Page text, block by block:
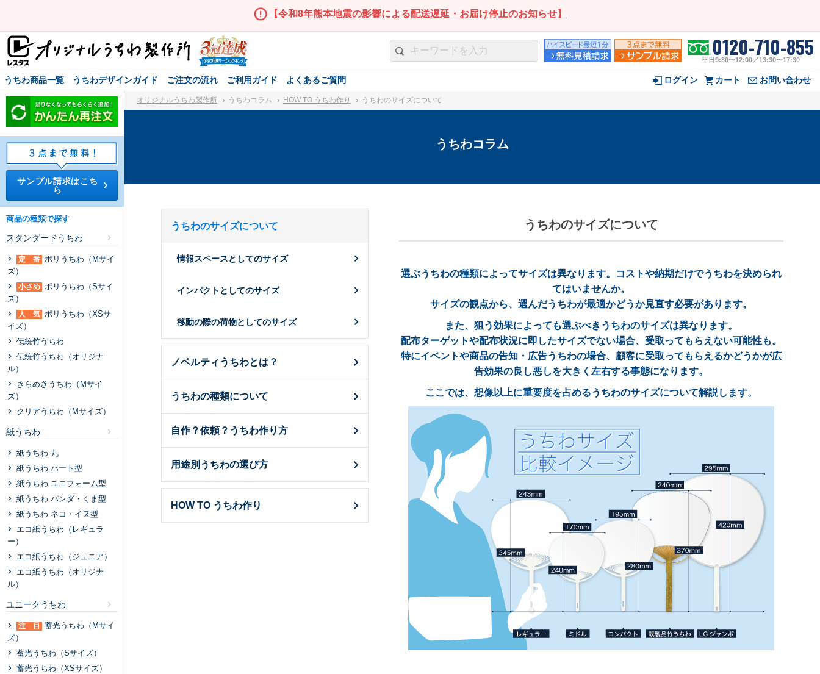
【令和8年熊本地震の影響による配送遅延・お届け停止のお知らせ】
0120-710-855
平日9:30〜12:00／13:30〜17:30
うちわ商品一覧 うちわデザインガイド ご注文の流れ ご利用ガイド よくあるご質問 ログイン カート お問い合わせ
オリジナルうちわ製作所 うちわコラム HOW TO うちわ作り うちわのサイズについて
うちわコラム
うちわのサイズについて
情報スペースとしてのサイズ
インパクトとしてのサイズ
移動の際の荷物としてのサイズ
ノベルティうちわとは？
うちわの種類について
自作？依頼？うちわ作り方
用途別うちわの選び方
HOW TO うちわ作り
うちわのサイズについて
選ぶうちわの種類によってサイズは異なります。コストや納期だけでうちわを決められ
てはいませんか。
サイズの観点から、選んだうちわが最適かどうか見直す必要があります。
また、狙う効果によっても選ぶべきうちわのサイズは異なります。
配布ターゲットや配布状況に即したサイズでない場合、受取ってもらえない可能性も。
特にイベントや商品の告知・広告うちわの場合、顧客に受取ってもらえるかどうかが広
告効果の良し悪しを大きく左右する事態になります。
ここでは、想像以上に重要度を占めるうちわのサイズについて解説します。
サンプル請求はこち
ら
商品の種類で探す
スタンダードうちわ
定 番 ポリうちわ（Mサイ
ズ）
小さめ ポリうちわ（Sサイ
ズ）
人 気 ポリうちわ（XSサ
イズ）
伝統⽵うちわ
伝統⽵うちわ（オリジナ
ル）
きらめきうちわ（Mサイ
ズ）
クリアうちわ（Mサイズ）
紙うちわ
紙うちわ 丸
紙うちわ ハート型
紙うちわ ユニフォーム型
紙うちわ パンダ・くま型
紙うちわ ネコ・イヌ型
エコ紙うちわ（レギュラ
ー）
エコ紙うちわ（ジュニア）
エコ紙うちわ（オリジナ
ル）
ユニークうちわ
注 目
蓄光うちわ（Mサイ
ズ）
蓄光うちわ（Sサイズ）
蓄光うちわ（XSサイズ）